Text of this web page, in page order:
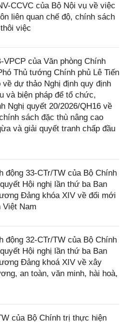
CCVC của Bộ Nội vụ về việc
liên quan chế độ, chính sách
việc
VPCP của Văn phòng Chính
Thủ tướng Chính phủ Lê Tiến
về dự thảo Nghị định quy định
và biện pháp để tổ chức,
Nghị quyết 20/2026/QH16 về
sách đặc thù nâng cao
và giải quyết tranh chấp đầu
động 33-CTr/TW của Bộ Chính
Hội nghị lần thứ ba Ban
Đảng khóa XIV về đổi mới
Việt Nam
động 32-CTr/TW của Bộ Chính
Hội nghị lần thứ ba Ban
Đảng khoá XIV về xây
an toàn, văn minh, hài hoà,
của Bộ Chính trị thực hiện